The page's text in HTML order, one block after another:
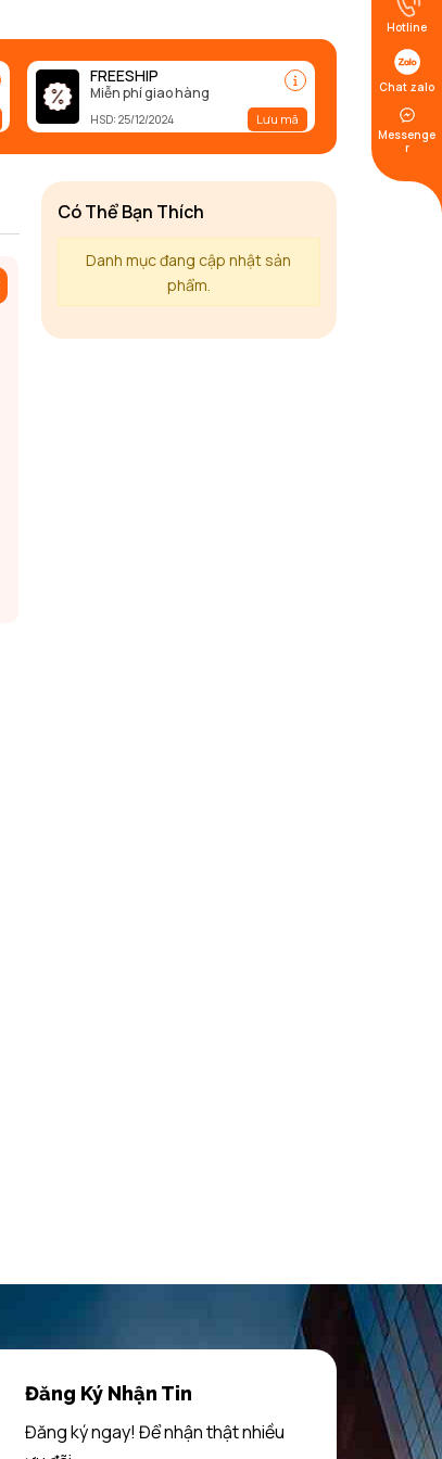
FREESHIP
Miễn phí giao hàng
HSD: 25/12/2024 Lưu mã
Có Thể Bạn Thích
Danh mục đang cập nhật sản
phẩm.
Đăng Ký Nhận Tin
Đăng ký ngay! Để nhận thật nhiều
Hotline
Chat zalo
Messenge
r